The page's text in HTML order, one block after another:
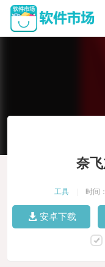
奈
工具 时间
安卓下载